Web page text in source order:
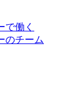
で働く
のチーム